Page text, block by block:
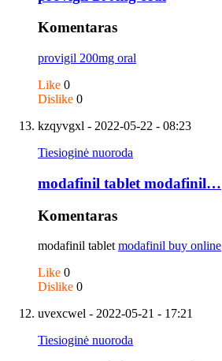
Komentaras
provigil 200mg oral
Like 0
Dislike 0
kzqyvgxl - 2022-05-22 - 08:23
Tiesioginė nuoroda
modafinil tablet modafinil…
Komentaras
modafinil tablet modafinil buy online
Like 0
Dislike 0
uvexcwel - 2022-05-21 - 17:21
Tiesioginė nuoroda